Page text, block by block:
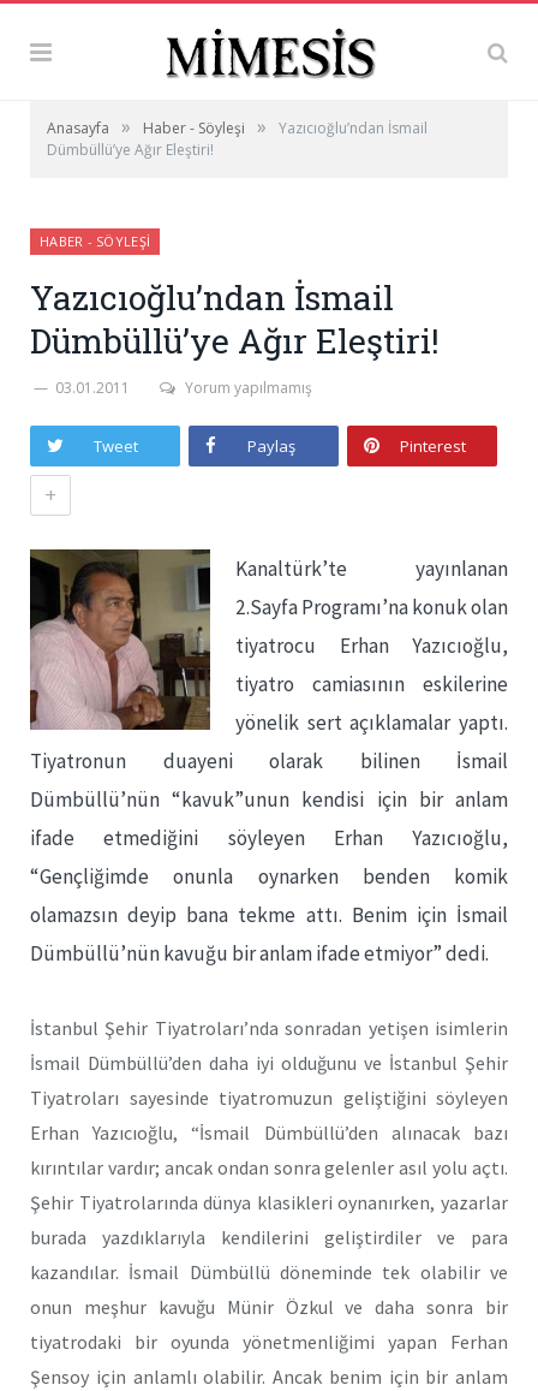
Anasayfa » Haber - Söyleşi »
Yazıcıoğlu’ndan İsmail
Dümbüllü’ye Ağır Eleştiri!
HABER - SÖYLEŞI
Yazıcıoğlu’ndan İsmail
Dümbüllü’ye Ağır Eleştiri!
03.01.2011 Yorum yapılmamış
Tweet Paylaş Pinterest
+
Kanaltürk’te yayınlanan
2.Sayfa Programı’na konuk olan
tiyatrocu Erhan Yazıcıoğlu,
tiyatro camiasının eskilerine
yönelik sert açıklamalar yaptı.
Tiyatronun duayeni olarak bilinen İsmail
Dümbüllü’nün “kavuk”unun kendisi için bir anlam
ifade etmediğini söyleyen Erhan Yazıcıoğlu,
“Gençliğimde onunla oynarken benden komik
olamazsın deyip bana tekme attı. Benim için İsmail
Dümbüllü’nün kavuğu bir anlam ifade etmiyor” dedi.
İstanbul Şehir Tiyatroları’nda sonradan yetişen isimlerin
İsmail Dümbüllü’den daha iyi olduğunu ve İstanbul Şehir
Tiyatroları sayesinde tiyatromuzun geliştiğini söyleyen
Erhan Yazıcıoğlu, “İsmail Dümbüllü’den alınacak bazı
kırıntılar vardır; ancak ondan sonra gelenler asıl yolu açtı.
Şehir Tiyatrolarında dünya klasikleri oynanırken, yazarlar
burada yazdıklarıyla kendilerini geliştirdiler ve para
kazandılar. İsmail Dümbüllü döneminde tek olabilir ve
onun meşhur kavuğu Münir Özkul ve daha sonra bir
tiyatrodaki bir oyunda yönetmenliğimi yapan Ferhan
Şensoy için anlamlı olabilir. Ancak benim için bir anlam